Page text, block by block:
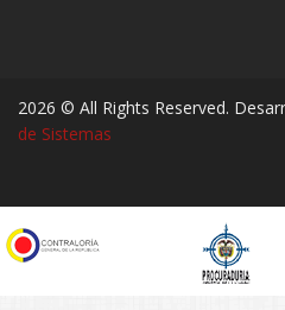
2026 © All Rights Reserved.
de Sistemas